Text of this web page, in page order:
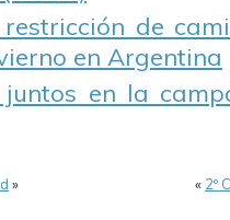
de
en Argentina
juntos en la
» « 2º